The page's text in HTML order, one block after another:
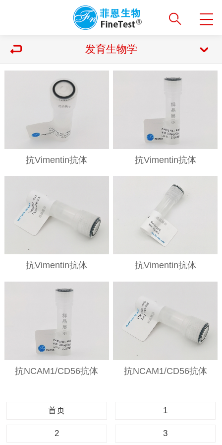
发育生物学
抗Vimentin抗体 抗Vimentin抗体
抗Vimentin抗体 抗Vimentin抗体
抗NCAM1/CD56抗体 抗NCAM1/CD56抗体
首页 1
2 3